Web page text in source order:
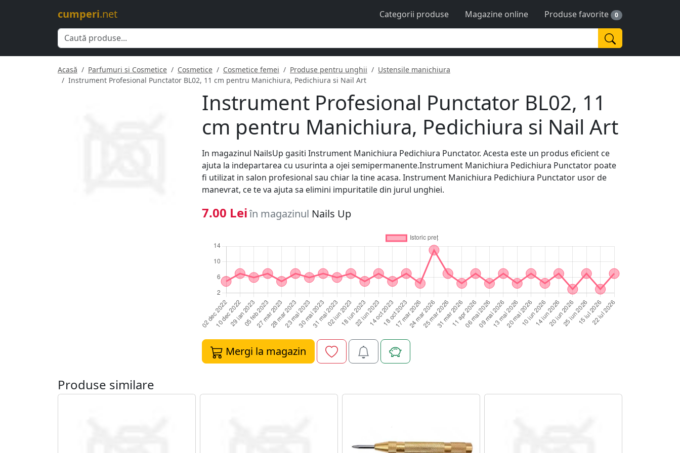
cumperi.net Categorii produse Magazine online Produse favorite 0
Acasă Parfumuri si Cosmetice Cosmetice Cosmetice femei Produse pentru unghii
Ustensile manichiura
Instrument Profesional Punctator BL02, 11 cm pentru Manichiura, Pedichiura si Nail Art
Instrument Profesional Punctator BL02, 11
cm pentru Manichiura, Pedichiura si Nail Art
In magazinul NailsUp gasiti Instrument Manichiura Pedichiura Punctator. Acesta este un produs eficient ce
ajuta la indepartarea cu usurinta a ojei semipermanente.Instrument Manichiura Pedichiura Punctator poate
fi utilizat in salon profesional sau chiar la tine acasa. Instrument Manichiura Pedichiura Punctator usor de
manevrat, ce te va ajuta sa elimini impuritatile din jurul unghiei.
7.00 Leiîn magazinul Nails Up
Mergi la magazin
Produse similare